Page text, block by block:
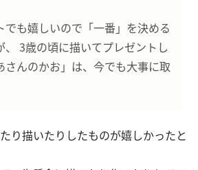
でも嬉しいので「一番」を決める
、 3歳の頃に描いてプレゼントし
さんのかお」は、今でも大事に取
り描いたりしたものが嬉しかったと